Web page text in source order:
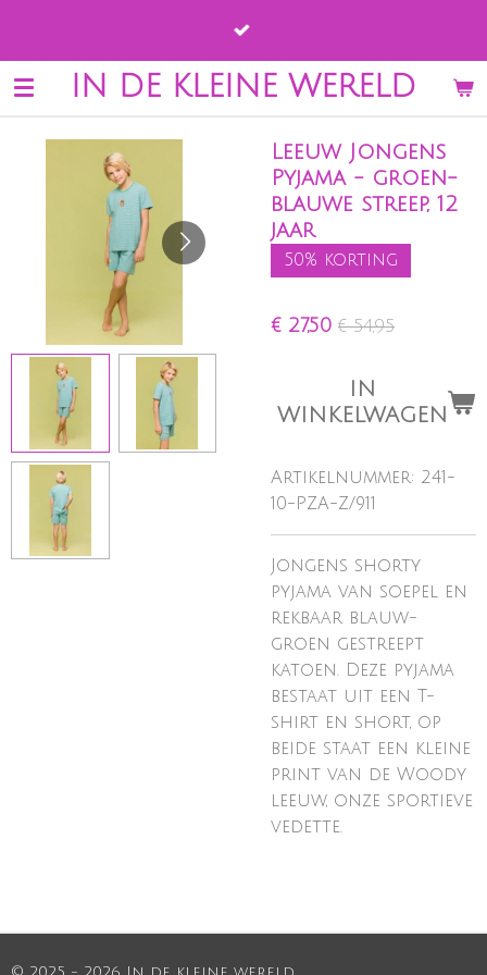
naar
de
IN DE KLEINE WERELD
Leeuw Jongens
Pyjama - groen-
blauwe streep, 12
jaar
50% korting
€ 27,50 € 54,95
IN
WINKELWAGEN
Artikelnummer: 241-
10-PZA-Z/911
Jongens shorty
pyjama van soepel en
rekbaar blauw-
groen gestreept
katoen. Deze pyjama
bestaat uit een T-
shirt en short, op
beide staat een kleine
print van de Woody
leeuw, onze sportieve
vedette.